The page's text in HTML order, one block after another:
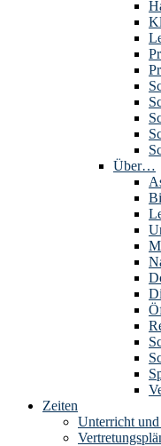
Über…
Zeiten
Unterricht und